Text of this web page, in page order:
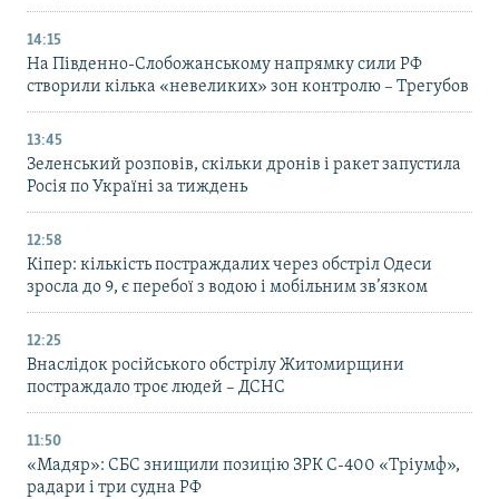
14:15
На Південно-Слобожанському напрямку сили РФ
створили кілька «невеликих» зон контролю – Трегубов
13:45
Зеленський розповів, скільки дронів і ракет запустила
Росія по Україні за тиждень
12:58
Кіпер: кількість постраждалих через обстріл Одеси
зросла до 9, є перебої з водою і мобільним зв’язком
12:25
Внаслідок російського обстрілу Житомирщини
постраждало троє людей – ДСНС
11:50
«Мадяр»: СБС знищили позицію ЗРК С-400 «Тріумф»,
радари і три судна РФ